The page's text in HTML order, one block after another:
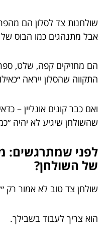
שולחנות צד לסלון הם
אבל מתנהגים כמו הבוס
הם מחזיקים קפה, שלט,
התקווה שהסלון ייראה
ואם כבר קונים אונליין –
שהשולחן שיגיע לא יהיה
לפני שמתרגשים:
של השולחן?
שולחן צד טוב לא אמור רק
הוא צריך לעבוד בשבילך.